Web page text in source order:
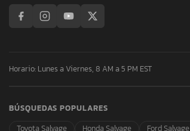
Horario: Lunes a Viernes, 8 AM a 5 PM EST
BÚSQUEDAS POPULARES
Toyota Salvage
Honda Salvage Ford Salvage